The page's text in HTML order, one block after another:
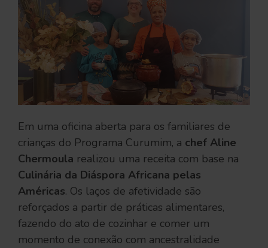
Em uma oficina aberta para os familiares de
crianças do Programa Curumim, a chef Aline
Chermoula realizou uma receita com base na
Culinária da Diáspora Africana pelas
Américas. Os laços de afetividade são
reforçados a partir de práticas alimentares,
fazendo do ato de cozinhar e comer um
momento de conexão com ancestralidade